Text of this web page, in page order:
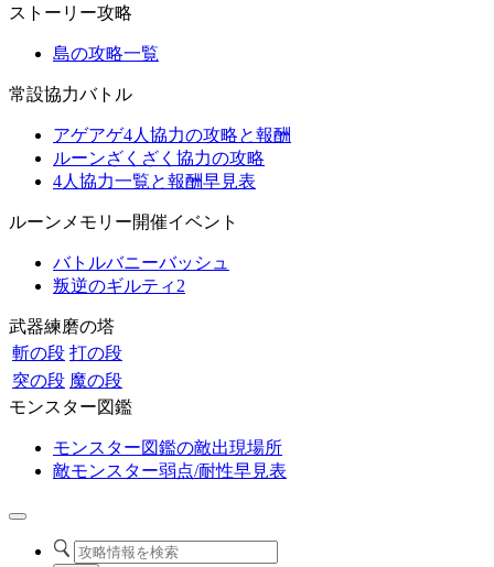
ストーリー攻略
島の攻略一覧
常設協力バトル
アゲアゲ4人協力の攻略と報酬
ルーンざくざく協力の攻略
4人協力一覧と報酬早見表
ルーンメモリー開催イベント
バトルバニーバッシュ
叛逆のギルティ2
武器練磨の塔
斬の段 打の段
突の段 魔の段
モンスター図鑑
モンスター図鑑の敵出現場所
敵モンスター弱点/耐性早見表